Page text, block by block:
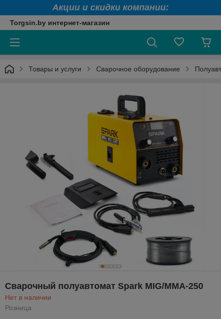
Акции и скидки компании:
Torgsin.by интернет-магазин
Товары и услуги Сварочное оборудование
Сварочный полуавтомат Spark MIG/MMA-250
Нет в наличии
Розница